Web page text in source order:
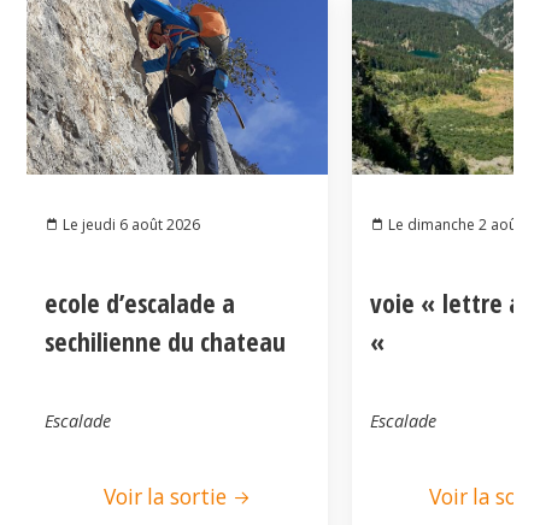
Le jeudi 6 août 2026
ecole d’escalade a
sechilienne du chateau
Escalade
Voir la sortie
Le dimanche 2 août
voie « lettre
«
Escalade
Voir la